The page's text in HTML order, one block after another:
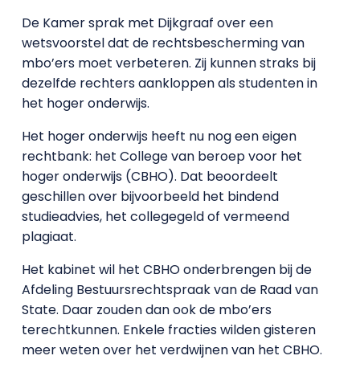
De Kamer sprak met Dijkgraaf over een
wetsvoorstel dat de rechtsbescherming van
mbo’ers moet verbeteren. Zij kunnen straks bij
dezelfde rechters aankloppen als studenten in
het hoger onderwijs.
Het hoger onderwijs heeft nu nog een eigen
rechtbank: het College van beroep voor het
hoger onderwijs (CBHO). Dat beoordeelt
geschillen over bijvoorbeeld het bindend
studieadvies, het collegegeld of vermeend
plagiaat.
Het kabinet wil het CBHO onderbrengen bij de
Afdeling Bestuursrechtspraak van de Raad van
State. Daar zouden dan ook de mbo’ers
terechtkunnen. Enkele fracties wilden gisteren
meer weten over het verdwijnen van het CBHO.